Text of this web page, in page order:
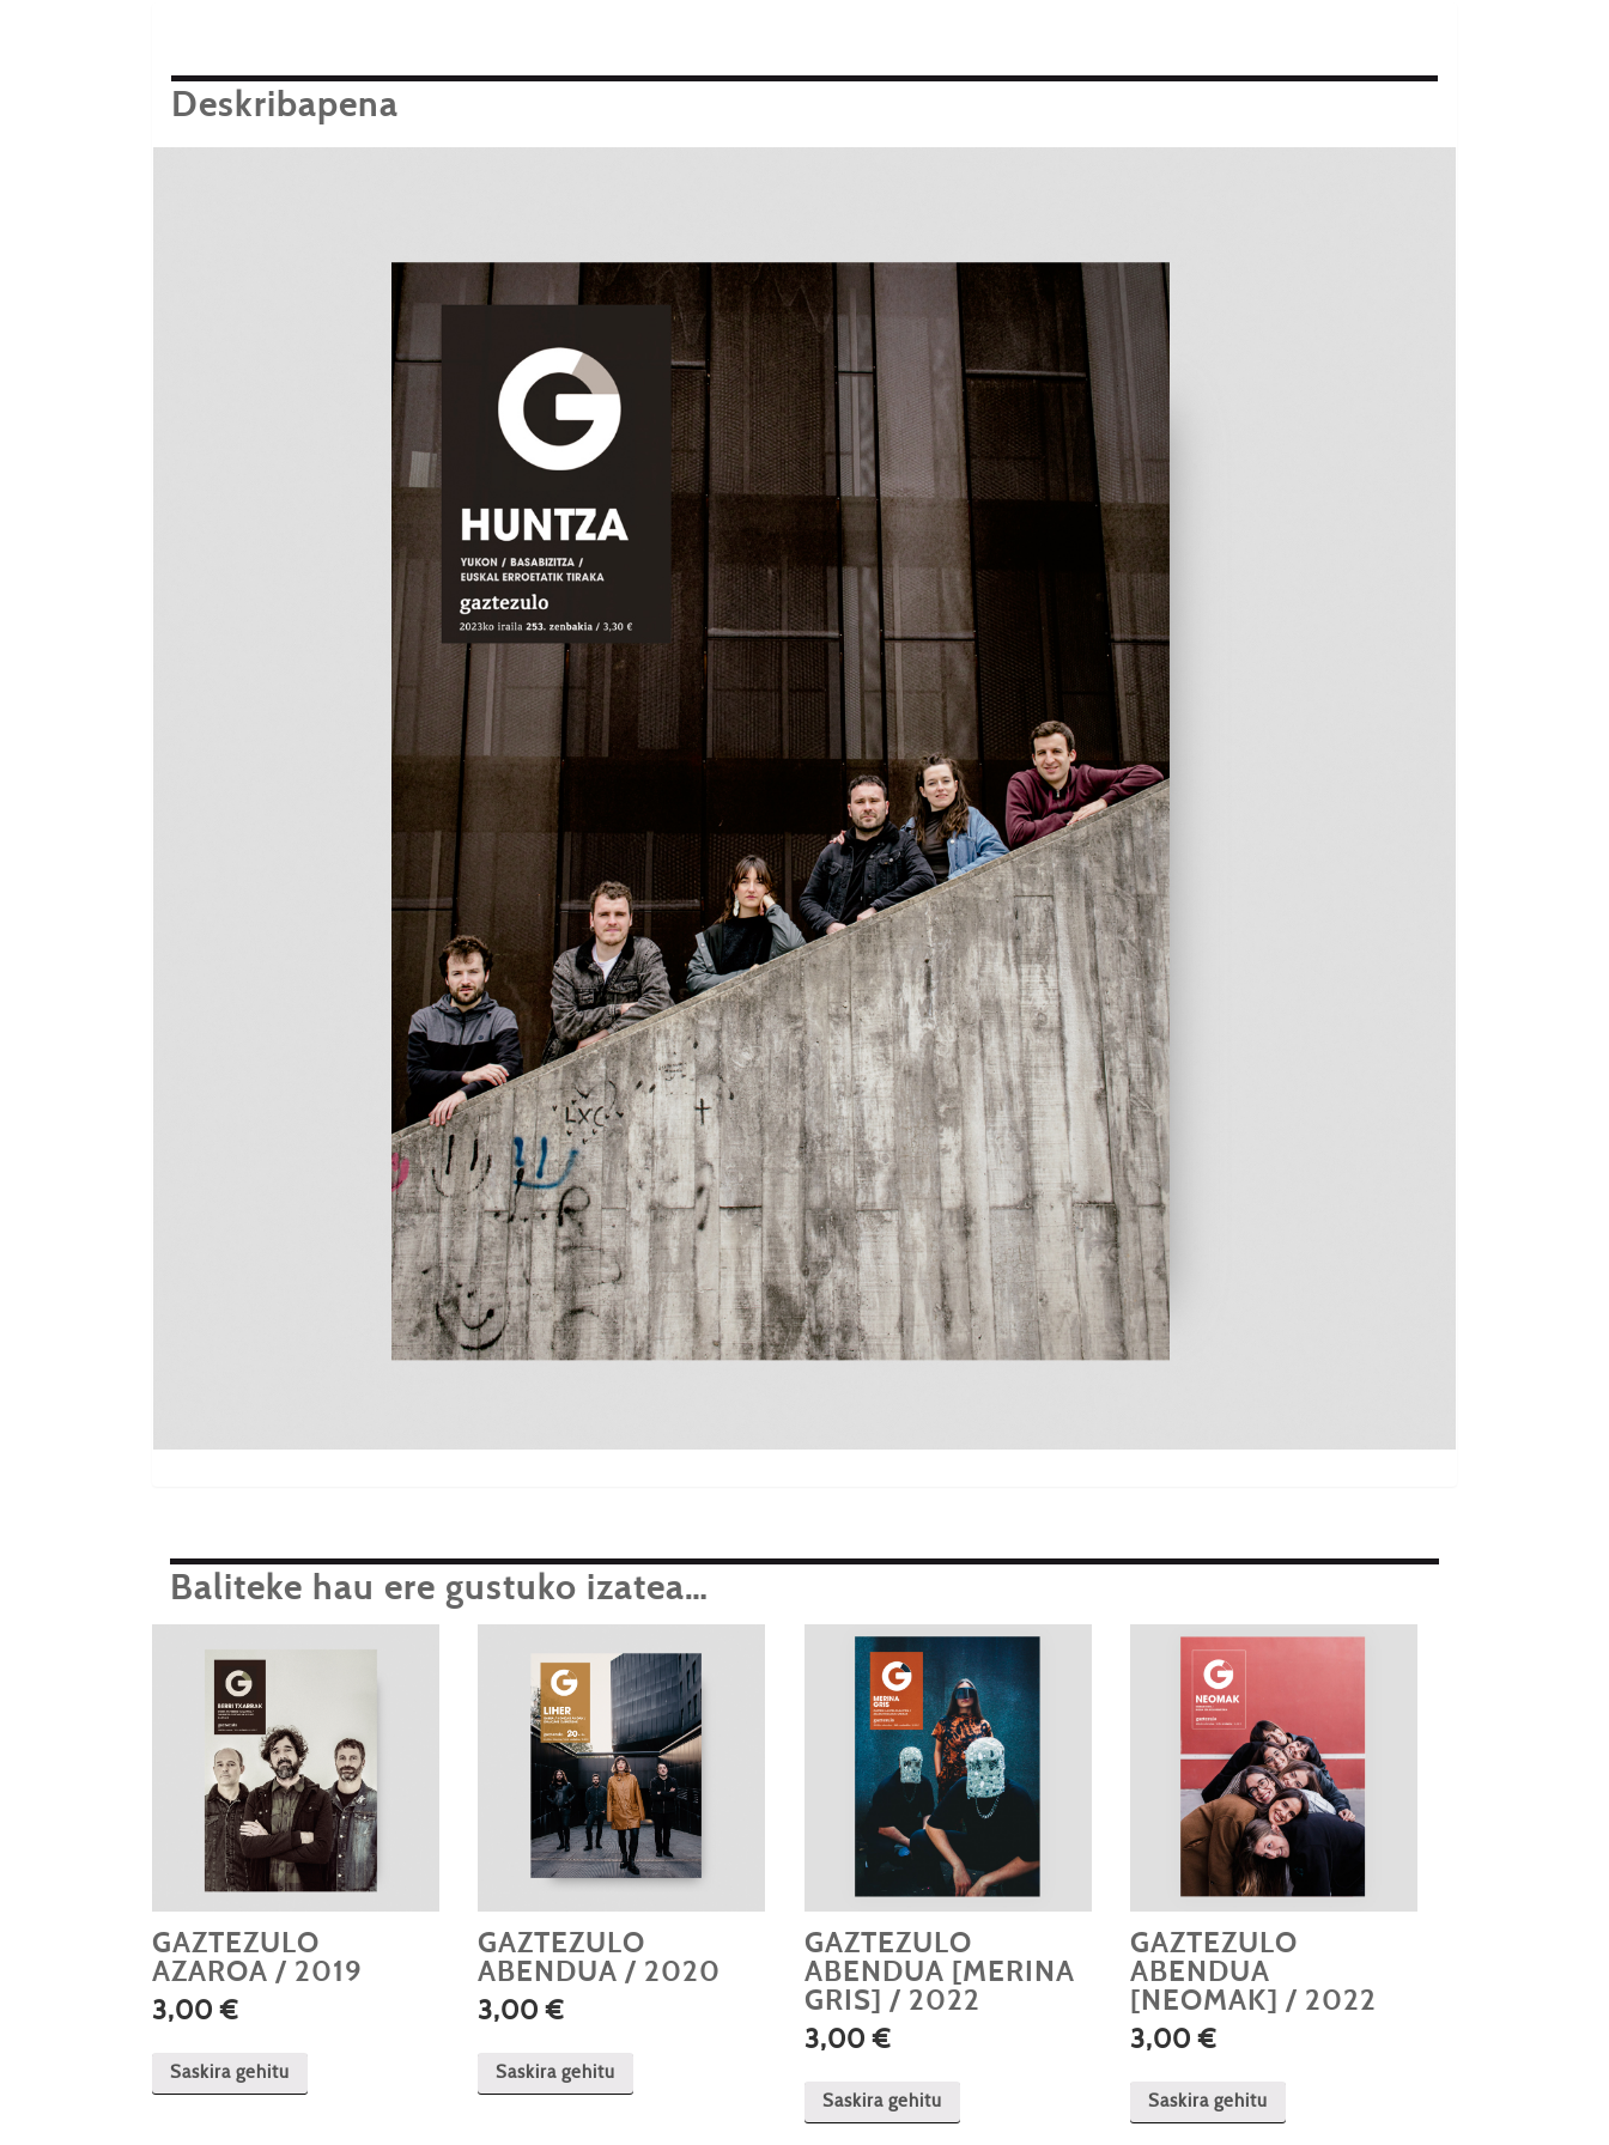
Deskribapena
Baliteke hau ere gustuko izatea…
GAZTEZULO
AZAROA / 2019
3,00€
Saskira gehitu
GAZTEZULO
ABENDUA / 2020
3,00€
Saskira gehitu
GAZTEZULO
ABENDUA [MERINA
GRIS] / 2022
3,00€
Saskira gehitu
GAZTEZULO
ABENDUA
[NEOMAK] / 2022
3,00€
Saskira gehitu